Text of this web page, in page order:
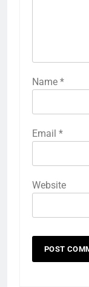
Name *
Email *
Website